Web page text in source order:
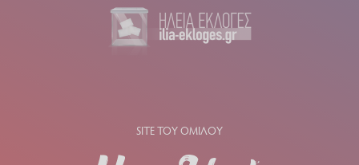
SITE ΤΟΥ ΟΜΙΛΟΥ